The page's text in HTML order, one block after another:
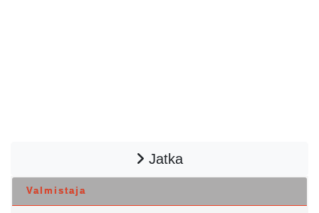
Jatka
Valmistaja